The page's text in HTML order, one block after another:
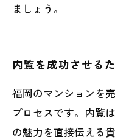
ましょう。
内覧を成功させる
福岡のマンションを
プロセスです。内覧
の魅力を直接伝える